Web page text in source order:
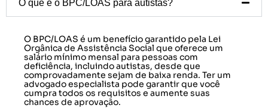
O que é o BPC/LOAS para autistas?
O BPC/LOAS é um benefício garantido pela Lei
Orgânica de Assistência Social que oferece um
salário mínimo mensal para pessoas com
deficiência, incluindo autistas, desde que
comprovadamente sejam de baixa renda. Ter um
advogado especialista pode garantir que você
cumpra todos os requisitos e aumente suas
chances de aprovação.